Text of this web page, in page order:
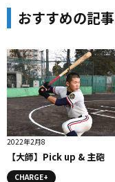
おすすめの記事
2022年2月8
【大師】Pick up & 主砲
CHARGE+